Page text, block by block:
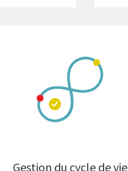
Gestion du cycle de vie